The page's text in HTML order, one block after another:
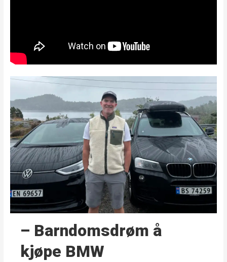
– Barndoms­drøm å
kjøpe BMW